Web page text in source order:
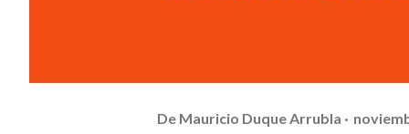
De Mauricio Duque Arrubla